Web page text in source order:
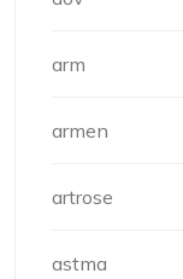
arm
armen
artrose
astma